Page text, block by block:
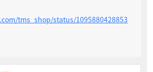
tms_shop/status/1095880428853